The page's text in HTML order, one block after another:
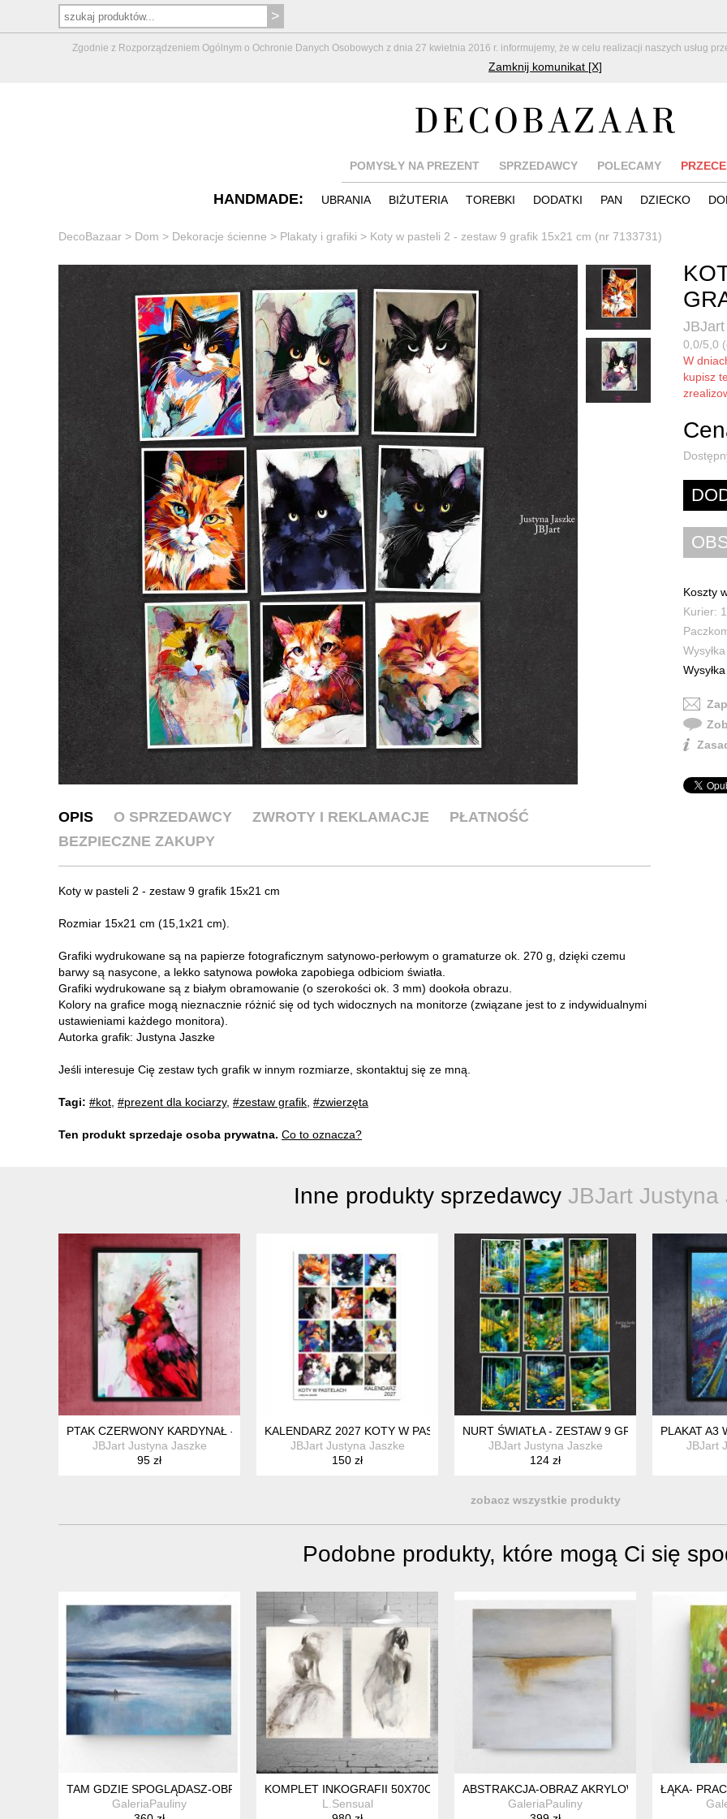
Zgodnie z Rozporządzeniem Ogólnym o Ochronie Danych Osobowych z dnia 27 kwietnia 2016 r. informujemy, że w celu realizacji naszych usług
Zamknij komunikat [X]
POMYSŁY NA PREZENT SPRZEDAWCY POLECAMY
HANDMADE: UBRANIA BIŻUTERIA TOREBKI DODATKI PAN DZIECKO
DecoBazaar > Dom > Dekoracje ścienne > Plakaty i grafiki > Koty w pasteli 2 - zestaw 9 grafik 15x21 cm (nr 7133731)
0,0/5,0
W
kupisz
Koszty
Kurier:
OPIS O SPRZEDAWCY ZWROTY I REKLAMACJE
PŁATNOŚĆ
BEZPIECZNE ZAKUPY
Koty w pasteli 2 - zestaw 9 grafik 15x21 cm
Rozmiar 15x21 cm (15,1x21 cm).
Grafiki wydrukowane są na papierze fotograficznym satynowo-perłowym o gramaturze ok. 270 g, dzięki czemu
barwy są nasycone, a lekko satynowa powłoka zapobiega odbiciom światła.
Grafiki wydrukowane są z białym obramowanie (o szerokości ok. 3 mm) dookoła obrazu.
Kolory na grafice mogą nieznacznie różnić się od tych widocznych na monitorze (związane jest to z indywidualnymi
ustawieniami każdego monitora).
Autorka grafik: Justyna Jaszke
Jeśli interesuje Cię zestaw tych grafik w innym rozmiarze, skontaktuj się ze mną.
Tagi: #kot #prezent dla kociarzy, #zestaw grafik #zwierzęta
Ten produkt sprzedaje osoba prywatna. Co to oznacza?
Inne produkty sprzedawcy JBJart Justyna
PTAK CZERWONY KARDYNAŁ - WYDRUK NA PLAKACIE NA A3
JBJart Justyna Jaszke
95 zł
KALENDARZ 2027 KOTY W PASTELACH 15X21 CM
JBJart Justyna Jaszke
150 zł
NURT ŚWIATŁA - ZESTAW 9 GRAFIK 15X21 CM
JBJart Justyna Jaszke
124 zł
PLAKAT A3
JBJart
zobacz wszystkie produkty
Podobne produkty, które mogą Ci się
TAM GDZIE SPOGLĄDASZ-OBRAZ AKRYLOWY FORMATU 40/50 CM
GaleriaPauliny
KOMPLET INKOGRAFII 50X70CM
L.Sensual
ABSTRAKCJA-OBRAZ AKRYLOWY 60/60 CM
GaleriaPauliny
ŁĄKA-